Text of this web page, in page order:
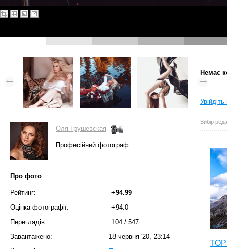
Оля Грушевская
Професійний фотограф
Про фото
Рейтинг:
+94.99
Оцінка фотографії:
+94.0
Переглядів:
104 / 547
Завантажено:
18 червня '20, 23:14
Немає
Вибір